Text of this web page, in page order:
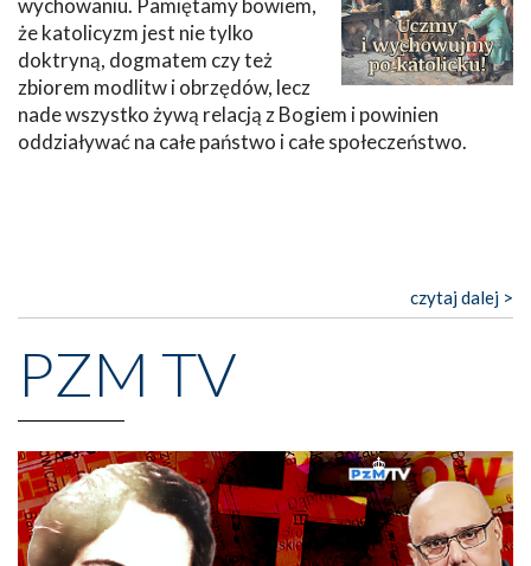
wychowaniu. Pamiętamy bowiem,
że katolicyzm jest nie tylko
doktryną, dogmatem czy też
zbiorem modlitw i obrzędów, lecz
nade wszystko żywą relacją z Bogiem i powinien
oddziaływać na całe państwo i całe społeczeństwo.
czytaj dalej >
PZM TV